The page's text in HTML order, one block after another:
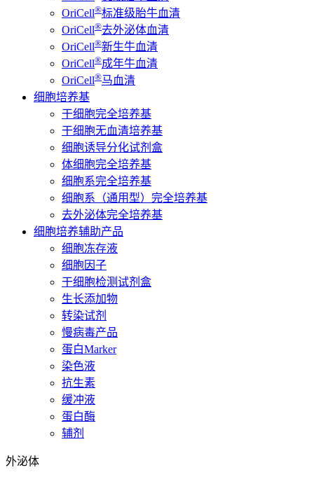
OriCell®标准级胎牛血清
OriCell®去外泌体血清
OriCell®新生牛血清
OriCell®成年牛血清
OriCell®马血清
细胞培养基
干细胞完全培养基
干细胞无血清培养基
细胞诱导分化试剂盒
体细胞完全培养基
细胞系完全培养基
细胞系（通用型）完全培养基
去外泌体完全培养基
细胞培养辅助产品
细胞冻存液
细胞因子
干细胞检测试剂盒
生长添加物
转染试剂
慢病毒产品
蛋白Marker
染色液
抗生素
缓冲液
蛋白酶
辅剂
外泌体